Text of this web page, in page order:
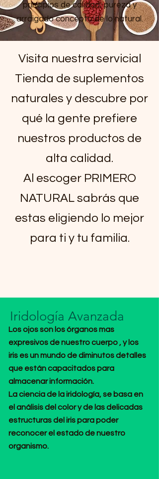
principios de calidad, pureza y
arraigado concepto de lo natural.
Visita nuestra servicial
Tienda de suplementos
naturales y descubre por
qué la gente prefiere
nuestros productos de
alta calidad.
Al escoger PRIMERO
NATURAL sabrás que
estas eligiendo lo mejor
para ti y tu familia.
Iridología Avanzada
Los ojos son los órganos mas
expresivos de nuestro cuerpo , y los
iris es un mundo de diminutos detalles
que están capacitados para
almacenar información.
La ciencia de la iridología, se basa en
el análisis del color y de las delicadas
estructuras del iris para poder
reconocer el estado de nuestro
organismo.